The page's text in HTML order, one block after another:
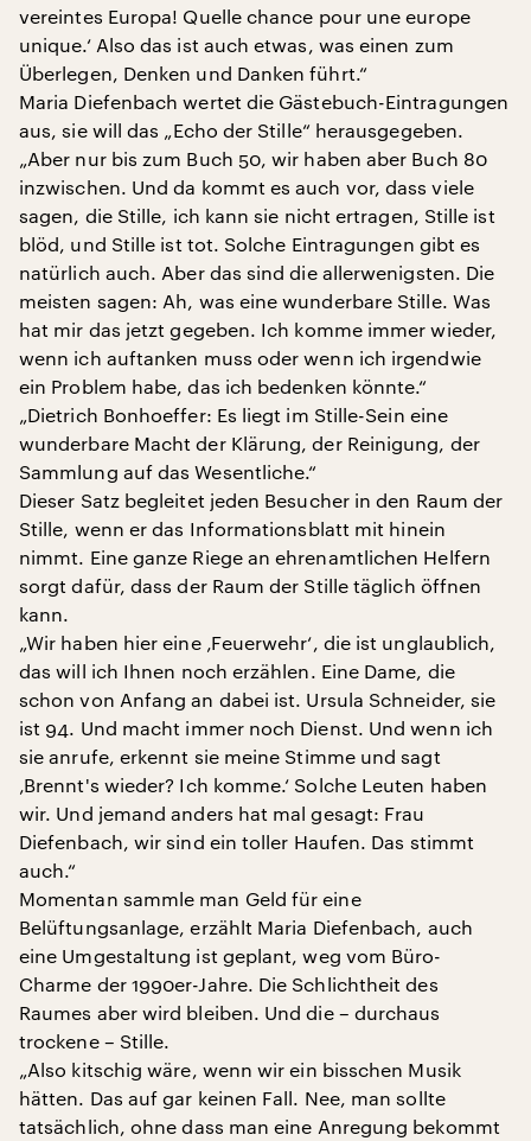
vereintes Europa! Quelle chance pour une europe
unique.‘ Also das ist auch etwas, was einen zum
Überlegen, Denken und Danken führt.“
Maria Diefenbach wertet die Gästebuch-Eintragungen
aus, sie will das „Echo der Stille“ herausgegeben.
„Aber nur bis zum Buch 50, wir haben aber Buch 80
inzwischen. Und da kommt es auch vor, dass viele
sagen, die Stille, ich kann sie nicht ertragen, Stille ist
blöd, und Stille ist tot. Solche Eintragungen gibt es
natürlich auch. Aber das sind die allerwenigsten. Die
meisten sagen: Ah, was eine wunderbare Stille. Was
hat mir das jetzt gegeben. Ich komme immer wieder,
wenn ich auftanken muss oder wenn ich irgendwie
ein Problem habe, das ich bedenken könnte.“
„Dietrich Bonhoeffer: Es liegt im Stille-Sein eine
wunderbare Macht der Klärung, der Reinigung, der
Sammlung auf das Wesentliche.“
Dieser Satz begleitet jeden Besucher in den Raum der
Stille, wenn er das Informationsblatt mit hinein
nimmt. Eine ganze Riege an ehrenamtlichen Helfern
sorgt dafür, dass der Raum der Stille täglich öffnen
kann.
„Wir haben hier eine ‚Feuerwehr‘, die ist unglaublich,
das will ich Ihnen noch erzählen. Eine Dame, die
schon von Anfang an dabei ist. Ursula Schneider, sie
ist 94. Und macht immer noch Dienst. Und wenn ich
sie anrufe, erkennt sie meine Stimme und sagt
‚Brennt's wieder? Ich komme.‘ Solche Leuten haben
wir. Und jemand anders hat mal gesagt: Frau
Diefenbach, wir sind ein toller Haufen. Das stimmt
auch.“
Momentan sammle man Geld für eine
Belüftungsanlage, erzählt Maria Diefenbach, auch
eine Umgestaltung ist geplant, weg vom Büro-
Charme der 1990er-Jahre. Die Schlichtheit des
Raumes aber wird bleiben. Und die – durchaus
trockene – Stille.
„Also kitschig wäre, wenn wir ein bisschen Musik
hätten. Das auf gar keinen Fall. Nee, man sollte
tatsächlich, ohne dass man eine Anregung bekommt